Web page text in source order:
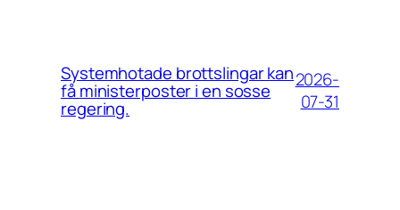
Systemhotade brottslingar kan
få ministerposter i en sosse
regering.
2026-
07-31